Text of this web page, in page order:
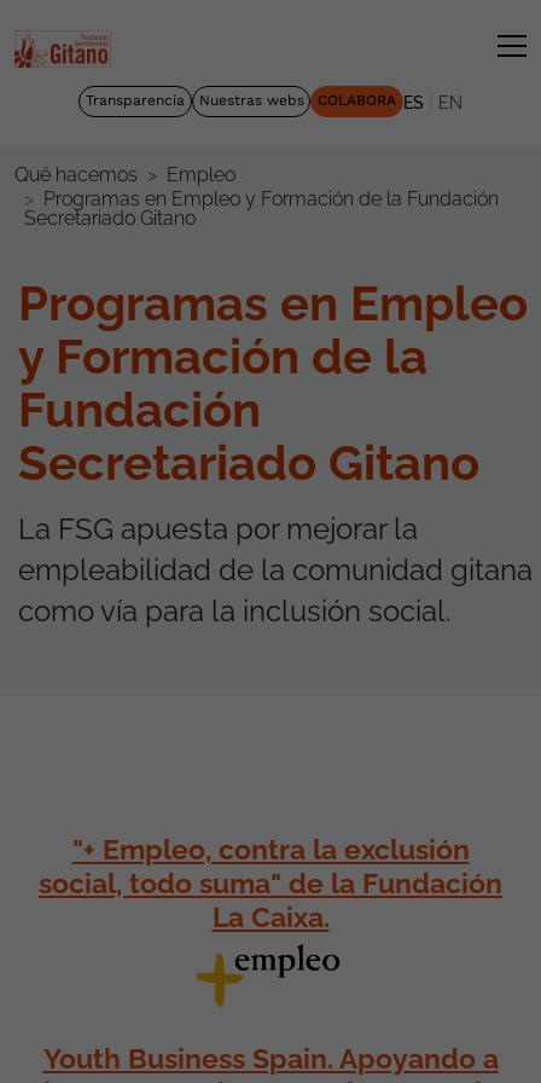
Transparencia Nuestras webs COLABORA ES EN
Qué hacemos
Empleo
Programas en Empleo y Formación de la Fundación
Secretariado Gitano
Programas en Empleo
y Formación de la
Fundación
Secretariado Gitano
La FSG apuesta por mejorar la
empleabilidad de la comunidad gitana
como vía para la inclusión social.
"+ Empleo, contra la exclusión
social, todo suma" de la Fundación
La Caixa.
Youth Business Spain. Apoyando a